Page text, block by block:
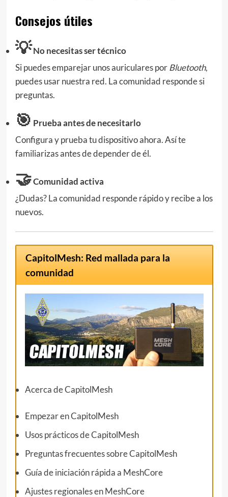
Consejos útiles
💡No necesitas ser técnico
Si puedes emparejar unos auriculares porBluetooth,
puedes usar nuestra red. La comunidad responde si
preguntas.
🎯 Prueba antes de necesitarlo
Configura y prueba tu dispositivo ahora. Así te
familiarizas antes de depender de él.
🤝Comunidad activa
¿Dudas? La comunidad responde rápido y recibe a los
nuevos.
CapitolMesh: Red mallada para la
comunidad
Acerca de CapitolMesh
Empezar en CapitolMesh
Usos prácticos de CapitolMesh
Preguntas frecuentes sobre CapitolMesh
Guía de iniciación rápida a MeshCore
Ajustes regionales en MeshCore